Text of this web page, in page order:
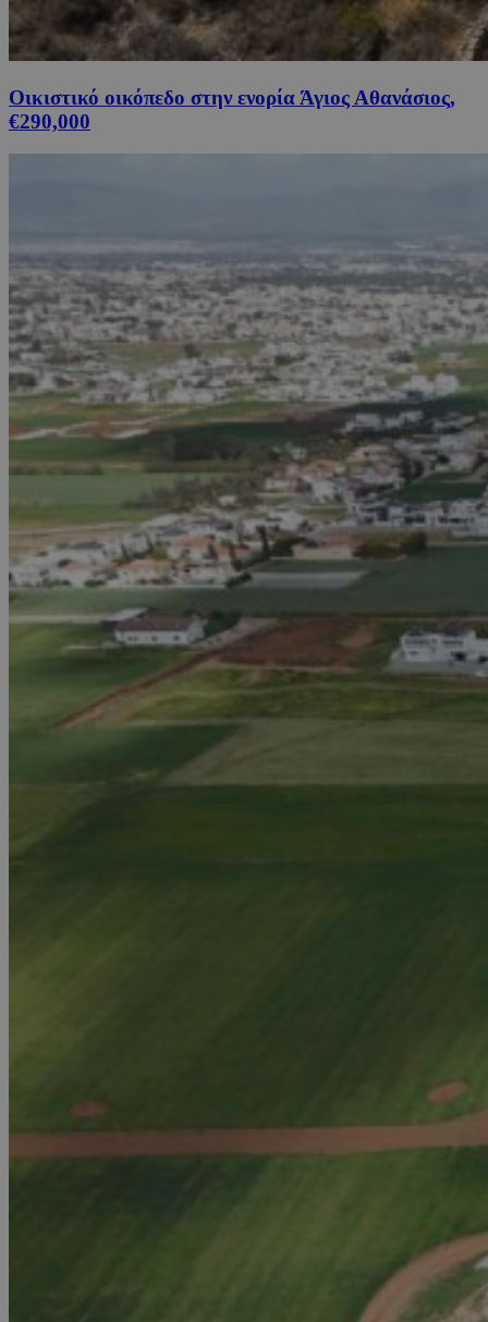
Οικιστικό οικόπεδο στην ενορία Άγιος Αθανάσιος,
€290,000